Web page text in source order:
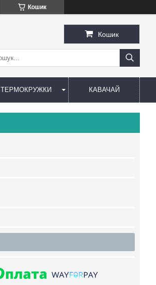
Кошик
Кошик
ТЕРМОКРУЖКИ КАВАЧАЙ